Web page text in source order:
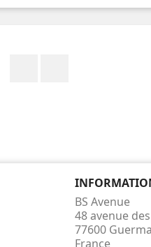
BS Avenue
48 avenue
77600
France